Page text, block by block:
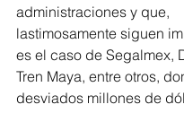
administraciones y que,
lastimosamente siguen
es el caso de Segalmex,
Tren Maya, entre otros,
desviados millones de